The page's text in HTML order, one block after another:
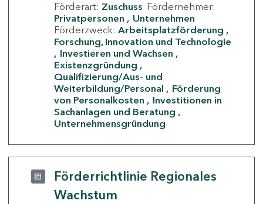
Förderart: Zuschuss Fördernehmer:
Privatpersonen
Unternehmen
Förderzweck: Arbeitsplatzförderung
Forschung, Innovation und Technologie
Investieren und Wachsen
Existenzgründung
Qualifizierung/Aus- und
Weiterbildung/Personal
Förderung
von Personalkosten
Investitionen in
Sachanlagen und Beratung
Unternehmensgründung
Förderrichtlinie Regionales
Wachstum